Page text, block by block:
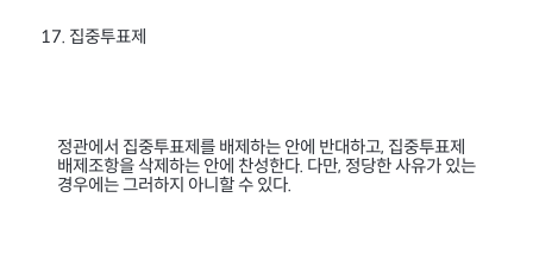
17. 집중투표제
정관에서 집중투표제를 배제하는 안에 반대하고, 집중투표제
배제조항을 삭제하는 안에 찬성한다. 다만, 정당한 사유가 있는
경우에는 그러하지 아니할 수 있다.